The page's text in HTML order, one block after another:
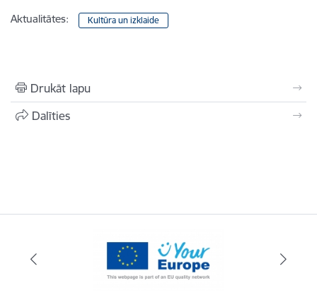
Aktualitātes: Kultūra un izklaide
Drukāt lapu
Dalīties